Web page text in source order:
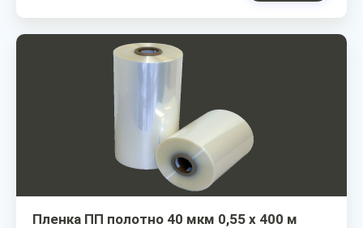
Пленка ПП полотно 40 мкм 0,55 х 400 м